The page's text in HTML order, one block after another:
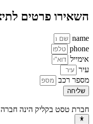
השאירו פרטים
name
phone
אימייל
עיר
מספר רכב
שליחה
חברת טסט בקליק הינה